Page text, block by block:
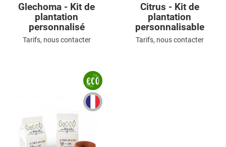
Glechoma - Kit de
plantation
personnalisé
Tarifs, nous contacter
Citrus - Kit de
plantation
personnalisable
Tarifs, nous contacter